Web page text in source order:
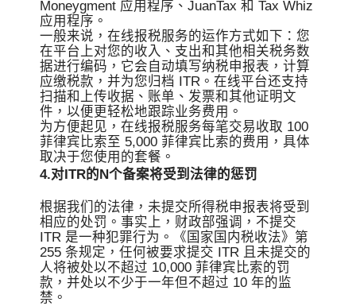
Moneygment 应用程序、JuanTax 和 Tax Whiz
应用程序。
一般来说，在线报税服务的运作方式如下：您
在平台上对您的收入、支出和其他相关税务数
据进行编码，它会自动填写纳税申报表，计算
应缴税款，并为您归档 ITR。在线平台还支持
扫描和上传收据、账单、发票和其他证明文
件，以便更轻松地跟踪业务费用。
为方便起见，在线报税服务每笔交易收取 100
菲律宾比索至 5,000 菲律宾比索的费用，具体
取决于您使用的套餐。
4.对ITR的N个备案将受到法律的惩罚
根据我们的法律，未提交所得税申报表将受到
相应的处罚。事实上，财政部强调，不提交
ITR 是一种犯罪行为。《国家国内税收法》第
255 条规定，任何被要求提交 ITR 且未提交的
人将被处以不超过 10,000 菲律宾比索的罚
款，并处以不少于一年但不超过 10 年的监
禁。